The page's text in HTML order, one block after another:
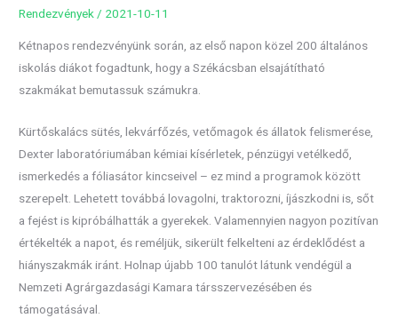
Rendezvények / 2021-10-11
Kétnapos rendezvényünk során, az első napon közel 200 általános
iskolás diákot fogadtunk, hogy a Székácsban elsajátítható
szakmákat bemutassuk számukra.
Kürtőskalács sütés, lekvárfőzés, vetőmagok és állatok felismerése,
Dexter laboratóriumában kémiai kísérletek, pénzügyi vetélkedő,
ismerkedés a fóliasátor kincseivel – ez mind a programok között
szerepelt. Lehetett továbbá lovagolni, traktorozni, íjászkodni is, sőt
a fejést is kipróbálhatták a gyerekek. Valamennyien nagyon pozitívan
értékelték a napot, és reméljük, sikerült felkelteni az érdeklődést a
hiányszakmák iránt. Holnap újabb 100 tanulót látunk vendégül a
Nemzeti Agrárgazdasági Kamara társszervezésében és
támogatásával.